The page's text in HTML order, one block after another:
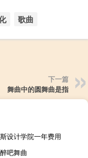
歌曲
下一篇
舞曲中的圆舞曲是指
设计学院一年费用
吧舞曲